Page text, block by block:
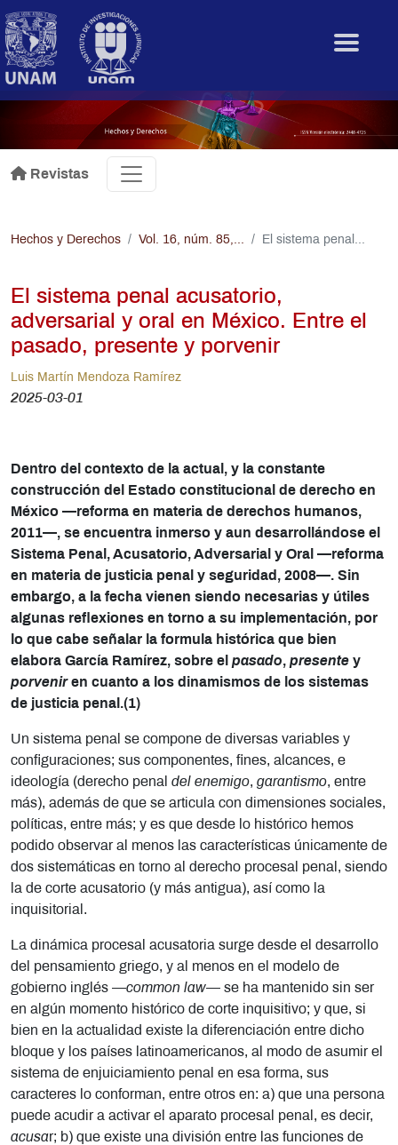
.
Revistas
Hechos y Derechos Vol. 16, núm. 85,... El sistema penal...
El sistema penal acusatorio,
adversarial y oral en México. Entre el
pasado, presente y porvenir
Luis Martín Mendoza Ramírez
2025-03-01
Dentro del contexto de la actual, y la constante
construcción del Estado constitucional de derecho en
México —reforma en materia de derechos humanos,
2011—, se encuentra inmerso y aun desarrollándose el
Sistema Penal, Acusatorio, Adversarial y Oral —reforma
en materia de justicia penal y seguridad, 2008—. Sin
embargo, a la fecha vienen siendo necesarias y útiles
algunas reflexiones en torno a su implementación, por
lo que cabe señalar la formula histórica que bien
elabora García Ramírez, sobre el pasado, presente y
porvenir en cuanto a los dinamismos de los sistemas
de justicia penal.(1)
Un sistema penal se compone de diversas variables y
configuraciones; sus componentes, fines, alcances, e
ideología (derecho penal del enemigo, garantismo, entre
más), además de que se articula con dimensiones sociales,
políticas, entre más; y es que desde lo histórico hemos
podido observar al menos las características únicamente de
dos sistemáticas en torno al derecho procesal penal, siendo
la de corte acusatorio (y más antigua), así como la
inquisitorial.
La dinámica procesal acusatoria surge desde el desarrollo
del pensamiento griego, y al menos en el modelo de
gobierno inglés —common law— se ha mantenido sin ser
en algún momento histórico de corte inquisitivo; y que, si
bien en la actualidad existe la diferenciación entre dicho
bloque y los países latinoamericanos, al modo de asumir el
sistema de enjuiciamiento penal en esa forma, sus
caracteres lo conforman, entre otros en: a) que una persona
puede acudir a activar el aparato procesal penal, es decir,
acusar; b) que existe una división entre las funciones de